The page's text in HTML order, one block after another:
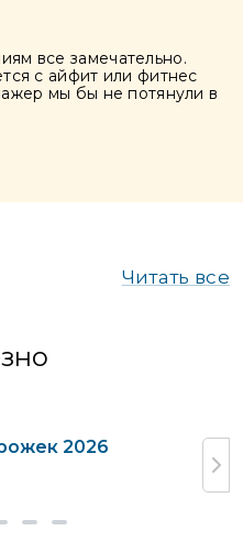
все замечательно.
с айфит или фитнес
мы бы не потянули в
Читать все
2026